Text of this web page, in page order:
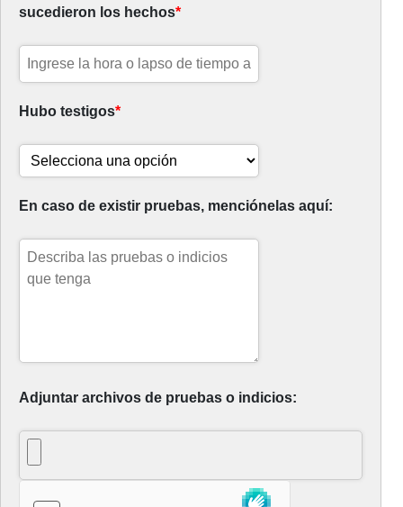
sucedieron los hechos*
Hubo testigos*
En caso de existir pruebas, menciónelas aquí:
Adjuntar archivos de pruebas o indicios: